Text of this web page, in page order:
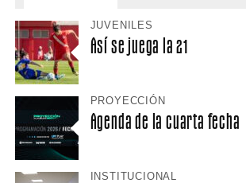
JUVENILES
Así se juega la 21
PROYECCIÓN
Agenda de la cuarta fecha
INSTITUCIONAL